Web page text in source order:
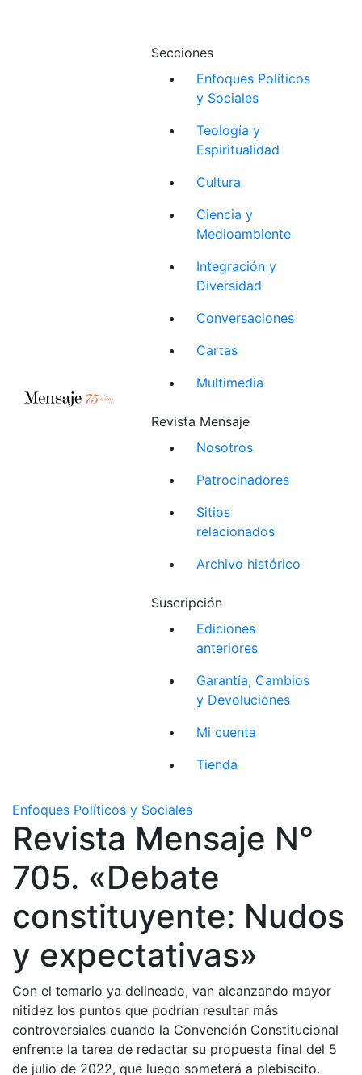
Secciones
Enfoques Políticos
y Sociales
Teología y
Espiritualidad
Cultura
Ciencia y
Medioambiente
Integración y
Diversidad
Conversaciones
Cartas
Multimedia
Revista Mensaje
Nosotros
Patrocinadores
Sitios
relacionados
Archivo histórico
Suscripción
Ediciones
anteriores
Garantía, Cambios
y Devoluciones
Mi cuenta
Tienda
Enfoques Políticos y Sociales
Revista Mensaje N°
705. «Debate
constituyente: Nudos
y expectativas»
Con el temario ya delineado, van alcanzando mayor
nitidez los puntos que podrían resultar más
controversiales cuando la Convención Constitucional
enfrente la tarea de redactar su propuesta final del 5
de julio de 2022, que luego someterá a plebiscito.